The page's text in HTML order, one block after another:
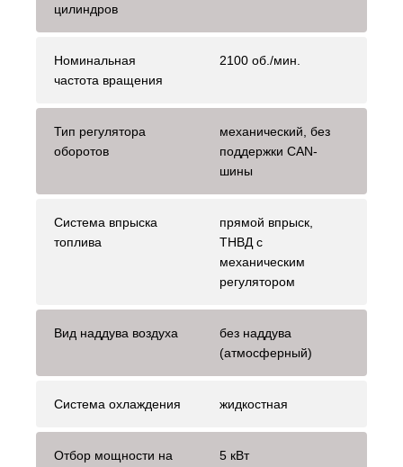
цилиндров
Номинальная
частота вращения
2100 об./мин.
Тип регулятора
оборотов
механический, без
поддержки CAN-
шины
Система впрыска
топлива
прямой впрыск,
ТНВД с
механическим
регулятором
Вид наддува воздуха
без наддува
(атмосферный)
Система охлаждения жидкостная
Отбор мощности на
5 кВт